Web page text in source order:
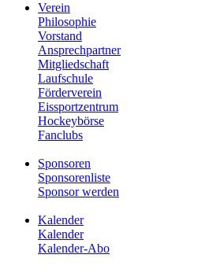
Verein
Philosophie
Vorstand
Ansprechpartner
Mitgliedschaft
Laufschule
Förderverein
Eissportzentrum
Hockeybörse
Fanclubs
Sponsoren
Sponsorenliste
Sponsor werden
Kalender
Kalender
Kalender-Abo